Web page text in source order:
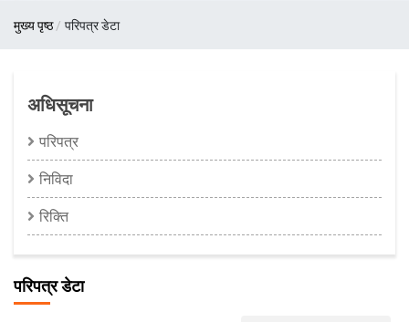
पग
मुख्य पृष्ठ परिपत्र डेटा
अधिसूचना
परिपत्र
निविदा
रिक्ति
परिपत्र डेटा